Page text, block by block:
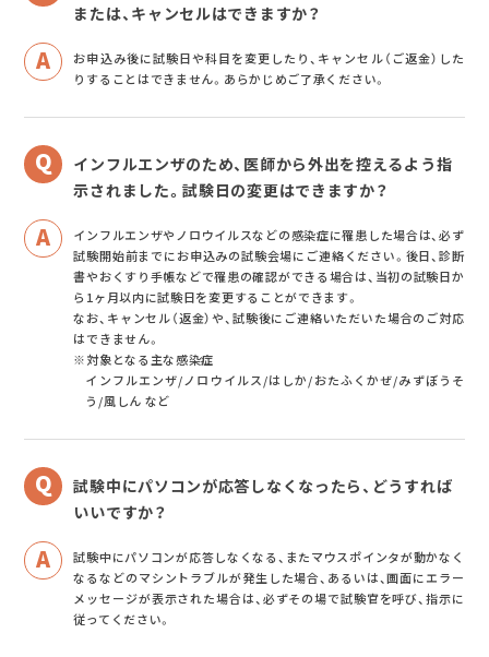
または、キャンセルはできますか？
お申込み後に試験日や科目を変更したり、キャンセル（ご返金）した
りすることはできません。あらかじめご了承ください。
インフルエンザのため、医師から外出を控えるよう指
示されました。試験日の変更はできますか？
インフルエンザやノロウイルスなどの感染症に罹患した場合は、必ず
試験開始前までにお申込みの試験会場にご連絡ください。後日、診断
書やおくすり手帳などで罹患の確認ができる場合は、当初の試験日か
ら1ヶ月以内に試験日を変更することができます。
なお、キャンセル（返金）や、試験後にご連絡いただいた場合のご対応
はできません。
※対象となる主な感染症
インフルエンザ/ノロウイルス/はしか/おたふくかぜ/みずぼうそ
う/風しん など
試験中にパソコンが応答しなくなったら、どうすれば
いいですか？
試験中にパソコンが応答しなくなる、またマウスポインタが動かなく
なるなどのマシントラブルが発生した場合、あるいは、画面にエラー
メッセージが表示された場合は、必ずその場で試験官を呼び、指示に
従ってください。